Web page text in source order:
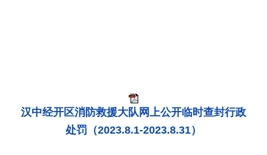
汉中经开区消防救援大队网上公开临时查封行政
处罚（2023.8.1-2023.8.31）